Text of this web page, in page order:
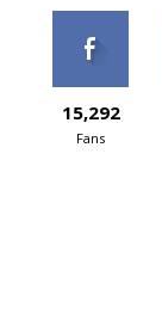
15,292
Fans